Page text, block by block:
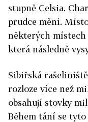
stupně Celsia.
prudce mění.
některých místech
která následně
Sibiřská
rozloze více než
obsahují stovky
Během tání se